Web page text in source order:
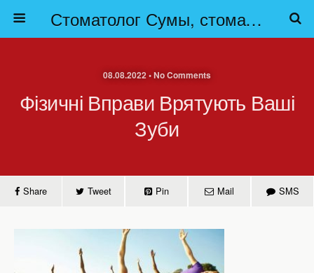
Стоматолог Сумы, стоматологические клиники Сумы, детская стоматология в Сумах. | Частная стоматология Сумы
08.08.2022 • No Comments
Фізичні Вправи Врятують Ваші
Зуби
Share Tweet Pin Mail SMS